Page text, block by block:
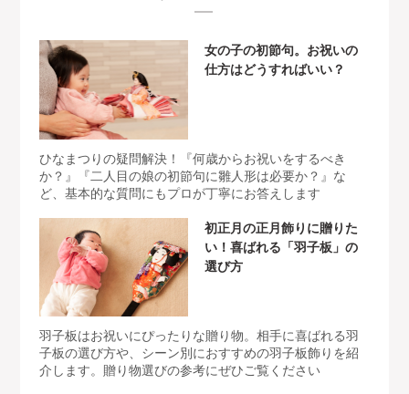
女の子の初節句。お祝いの
仕方はどうすればいい？
ひなまつりの疑問解決！『何歳からお祝いをするべき
か？』『二人目の娘の初節句に雛人形は必要か？』な
ど、基本的な質問にもプロが丁寧にお答えします
初正月の正月飾りに贈りた
い！喜ばれる「羽子板」の
選び方
羽子板はお祝いにぴったりな贈り物。相手に喜ばれる羽
子板の選び方や、シーン別におすすめの羽子板飾りを紹
介します。贈り物選びの参考にぜひご覧ください